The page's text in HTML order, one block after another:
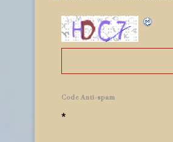
Code Anti-spam
*